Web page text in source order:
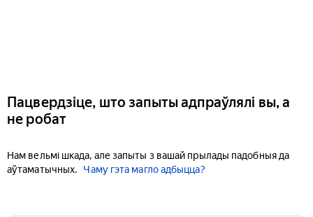
Пацвердзіце, што запыты адпраўлялі вы, а
не робат
Нам вельмі шкада, але запыты з вашай прылады падобныя да
аўтаматычных.
Чаму гэта магло адбыцца?